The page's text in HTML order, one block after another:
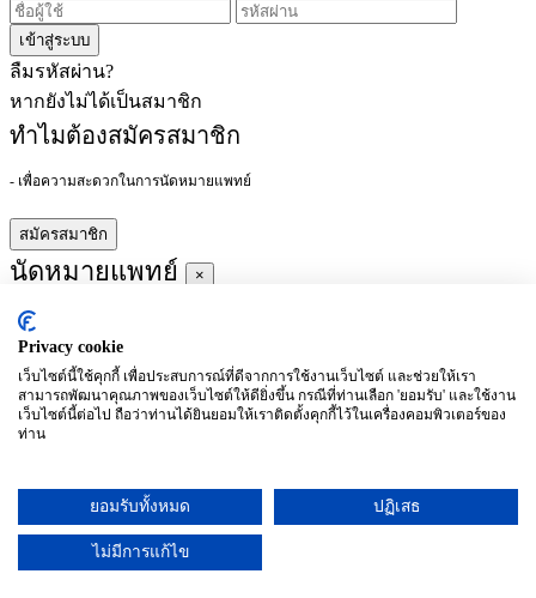
เข้าสู่ระบบ
ลืมรหัสผ่าน?
หากยังไม่ได้เป็นสมาชิก
ทำไมต้องสมัครสมาชิก
- เพื่อความสะดวกในการนัดหมายแพทย์
สมัครสมาชิก
นัดหมายแพทย์ ×
ผู้ชำนาญการ
ประจำ :
อาทิตย์
จันทร์
(27/09)
อังคาร
(28/09)
พุธ
พฤหัสบดี
ศุกร์
เสาร์
Privacy cookie
เว็บไซต์นี้ใช้คุกกี้ เพื่อประสบการณ์ที่ดีจากการใช้งานเว็บไซต์ และช่วยให้เรา
สามารถพัฒนาคุณภาพของเว็บไซต์ให้ดียิ่งขึ้น กรณีที่ท่านเลือก 'ยอมรับ' และใช้งาน
เว็บไซต์นี้ต่อไป ถือว่าท่านได้ยินยอมให้เราติดตั้งคุกกี้ไว้ในเครื่องคอมพิวเตอร์ของ
ท่าน
ยอมรับทั้งหมด ปฏิเสธ
ไม่มีการแก้ไข